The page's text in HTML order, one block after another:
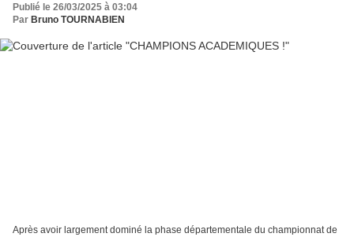
Publié le 26/03/2025 à 03:04
Par Bruno TOURNABIEN
Après avoir largement dominé la phase départementale du championnat de